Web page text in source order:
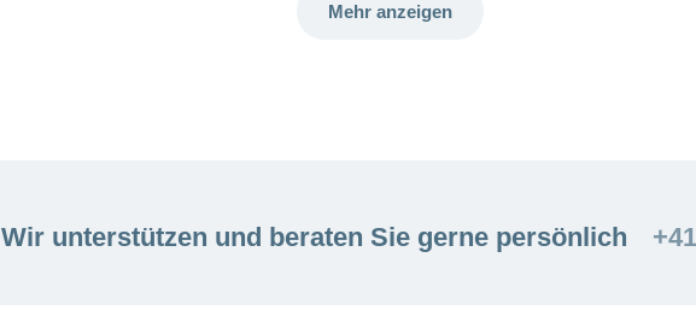
Mehr anzeigen
Wir unterstützen und beraten Sie gerne persönlich